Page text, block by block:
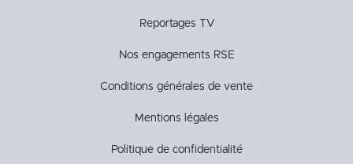
Reportages TV
Nos engagements RSE
Conditions générales de vente
Mentions légales
Politique de confidentialité